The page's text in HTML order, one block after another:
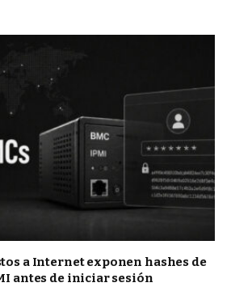
a Internet exponen hashes de
antes de iniciar sesión